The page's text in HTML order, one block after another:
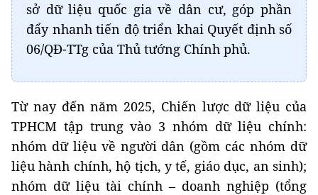
sở dữ liệu quốc gia về dân cư, góp phần
đẩy nhanh tiến độ triển khai Quyết định số
06/QĐ-TTg của Thủ tướng Chính phủ.
Từ nay đến năm 2025, Chiến lược dữ liệu của
TPHCM tập trung vào 3 nhóm dữ liệu chính:
nhóm dữ liệu về người dân (gồm các nhóm dữ
liệu hành chính, hộ tịch, y tế, giáo dục, an sinh);
nhóm dữ liệu tài chính – doanh nghiệp (tổng